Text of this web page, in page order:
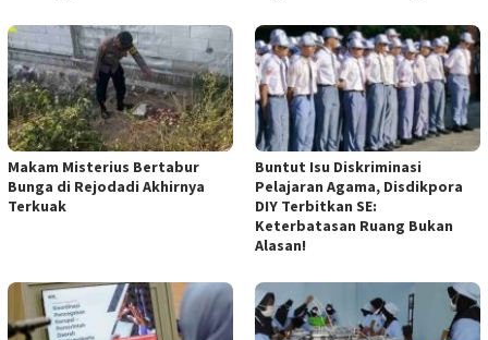
Makam Misterius Bertabur
Bunga di Rejodadi Akhirnya
Terkuak
Buntut Isu Diskriminasi
Pelajaran Agama, Disdikpora
DIY Terbitkan SE:
Keterbatasan Ruang Bukan
Alasan!